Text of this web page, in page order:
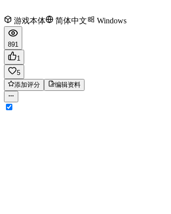
游戏本体 简体中文 Windows
891
1
5
添加评分
编辑资料